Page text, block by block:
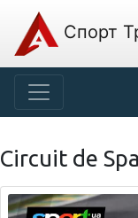
Спорт
Circuit de